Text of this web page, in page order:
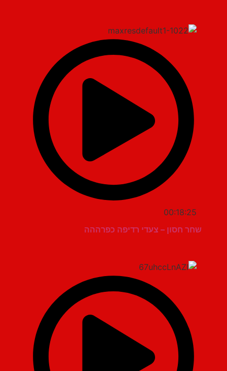
00:18:25
שחר חסון – צעדי רדיפה כפרההה